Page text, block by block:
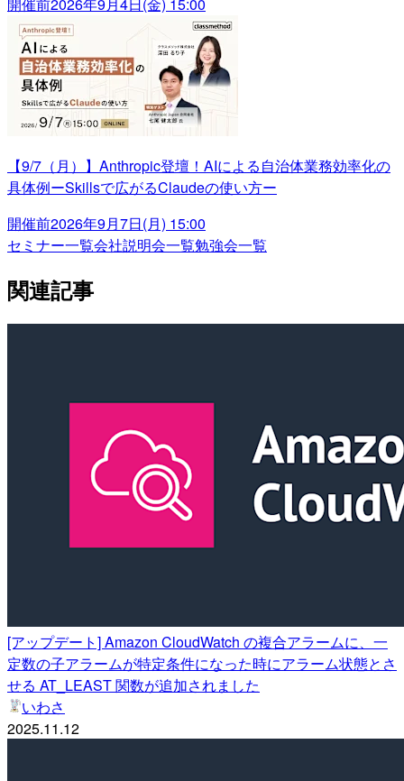
開催前2026年9月4日(金) 15:00
【9/7（月）】Anthropic登壇！AIによる自治体業務効率化の
具体例ーSkillsで広がるClaudeの使い方ー
開催前2026年9月7日(月) 15:00
セミナー一覧会社説明会一覧勉強会一覧
関連記事
[アップデート] Amazon CloudWatch の複合アラームに、一
定数の子アラームが特定条件になった時にアラーム状態とさ
せる AT_LEAST 関数が追加されました
いわさ
2025.11.12